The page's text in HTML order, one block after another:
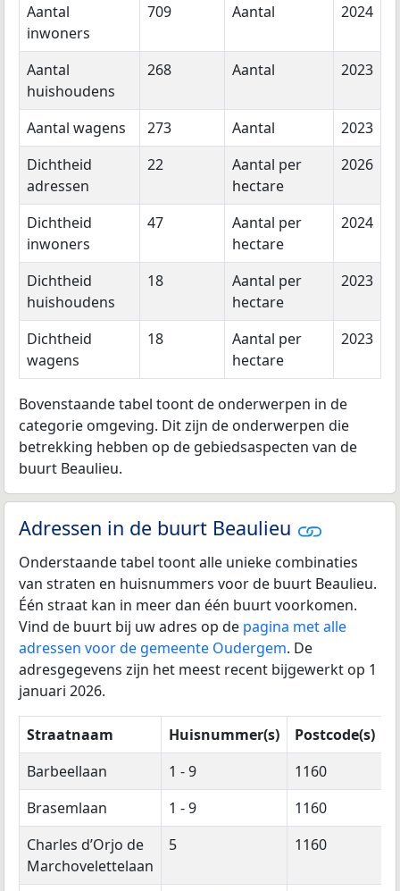
Aantal
inwoners
709 Aantal 2024
Aantal
huishoudens
268 Aantal 2023
Aantal wagens 273 Aantal
2023
Dichtheid
adressen
22
Aantal per
hectare
2026
Dichtheid
inwoners
47
Aantal per
hectare
2024
Dichtheid
huishoudens
18
Aantal per
hectare
2023
Dichtheid
wagens
18
Aantal per
hectare
2023
Bovenstaande tabel toont de onderwerpen in de
categorie omgeving. Dit zijn de onderwerpen die
betrekking hebben op de gebiedsaspecten van de
buurt Beaulieu.
Adressen in de buurt Beaulieu
Onderstaande tabel toont alle unieke combinaties
van straten en huisnummers voor de buurt Beaulieu.
Één straat kan in meer dan één buurt voorkomen.
Vind de buurt bij uw adres op de pagina met alle
adressen voor de gemeente Oudergem. De
adresgegevens zijn het meest recent bijgewerkt op 1
januari 2026.
Straatnaam Huisnummer(s)
Postcode(s)
Barbeellaan
1 - 9
1160
Brasemlaan
1 - 9
1160
Charles d’Orjo de
Marchovelettelaan
5 1160